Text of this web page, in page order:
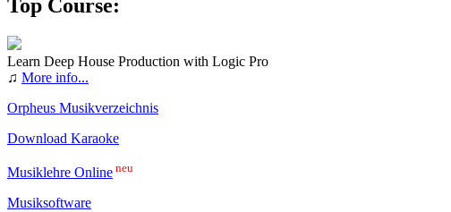
Top Course:
Learn Deep House Production with Logic Pro
♫ More info...
Orpheus Musikverzeichnis
Download Karaoke
Musiklehre Online neu
Musiksoftware